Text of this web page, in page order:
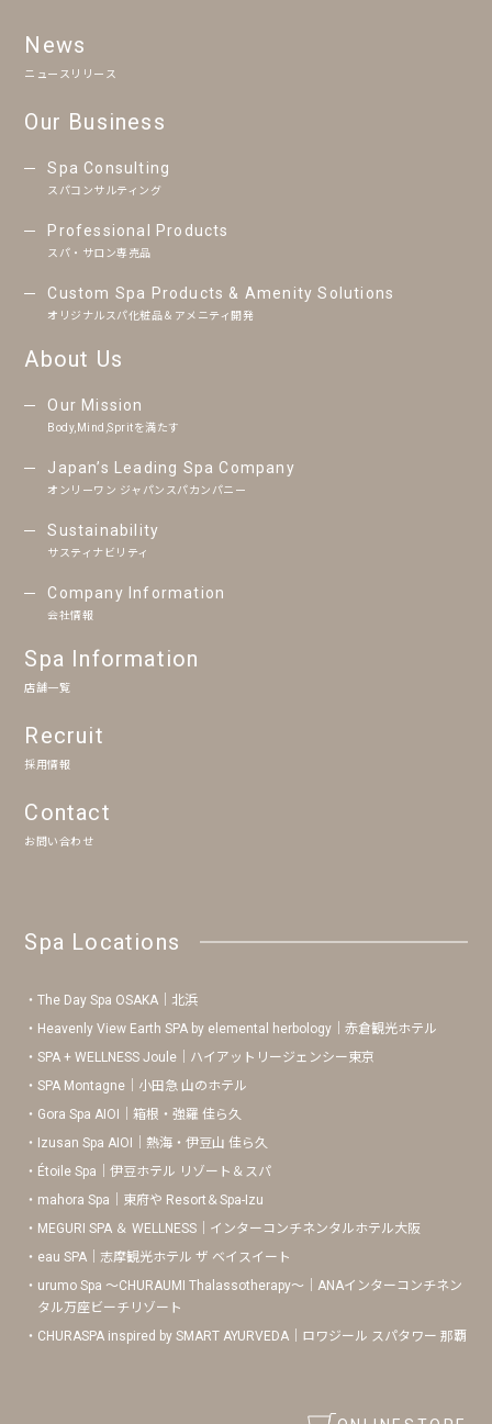
News
ニュースリリース
Our Business
Spa Consulting
スパコンサルティング
Professional Products
スパ・サロン専売品
Custom Spa Products & Amenity Solutions
オリジナルスパ化粧品＆アメニティ開発
About Us
Our Mission
Body,Mind,Spritを満たす
Japan’s Leading Spa Company
オンリーワン ジャパンスパカンパニー
Sustainability
サスティナビリティ
Company Information
会社情報
Spa Information
店舗一覧
Recruit
採用情報
Contact
お問い合わせ
Spa Locations
The Day Spa OSAKA｜北浜
Heavenly View Earth SPA by elemental herbology｜赤倉観光ホテル
SPA + WELLNESS Joule｜ハイアットリージェンシー東京
SPA Montagne｜小田急 山のホテル
Gora Spa AIOI｜箱根・強羅 佳ら久
Izusan Spa AIOI｜熱海・伊豆山 佳ら久
Étoile Spa｜伊豆ホテル リゾート＆スパ
mahora Spa｜東府や Resort＆Spa-Izu
MEGURI SPA ＆ WELLNESS｜インターコンチネンタルホテル大阪
eau SPA｜志摩観光ホテル ザ ベイスイート
urumo Spa 〜CHURAUMI Thalassotherapy〜｜ANAインターコンチネン
タル万座ビーチリゾート
CHURASPA inspired by SMART AYURVEDA｜ロワジール スパタワー 那覇